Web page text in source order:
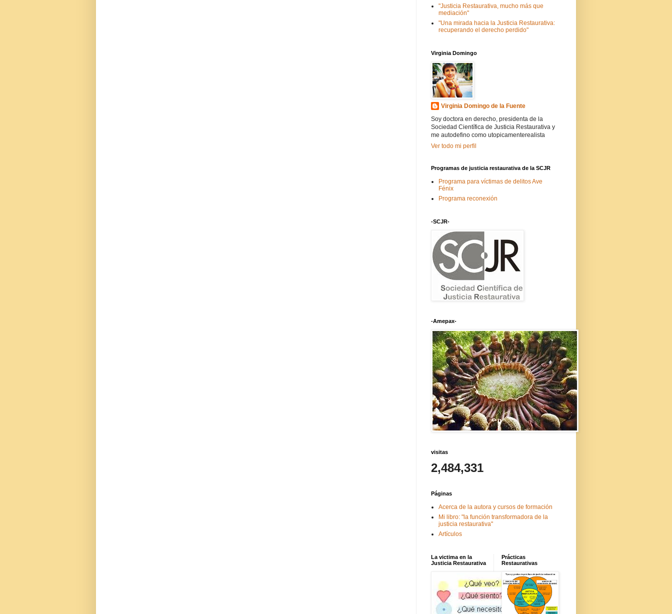
"Justicia Restaurativa, mucho más que
mediación"
"Una mirada hacia la Justicia Restaurativa:
recuperando el derecho perdido"
Virginia Domingo
Virginia Domingo de la Fuente
Soy doctora en derecho, presidenta de la
Sociedad Científica de Justicia Restaurativa y
me autodefino como utopicamenterealista
Ver todo mi perfil
Programas de justicia restaurativa de la SCJR
Programa para víctimas de delitos Ave
Fénix
Programa reconexión
-SCJR-
-Amepax-
visitas
2,484,331
Páginas
Acerca de la autora y cursos de formación
Mi libro: "la función transformadora de la
justicia restaurativa"
Artículos
La victima en la
Justicia Restaurativa
Prácticas
Restaurativas